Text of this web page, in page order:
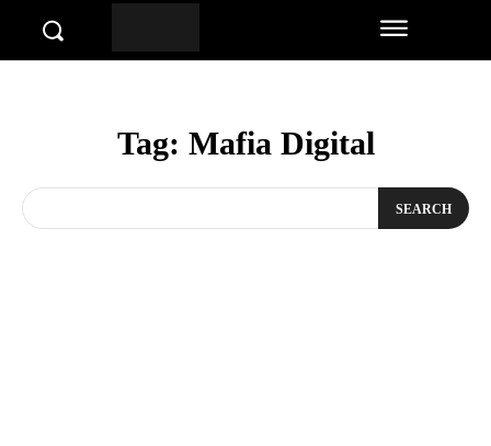
Tag: Mafia Digital
SEARCH